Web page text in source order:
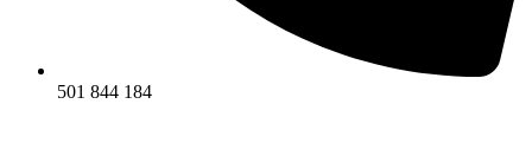
501 844 184